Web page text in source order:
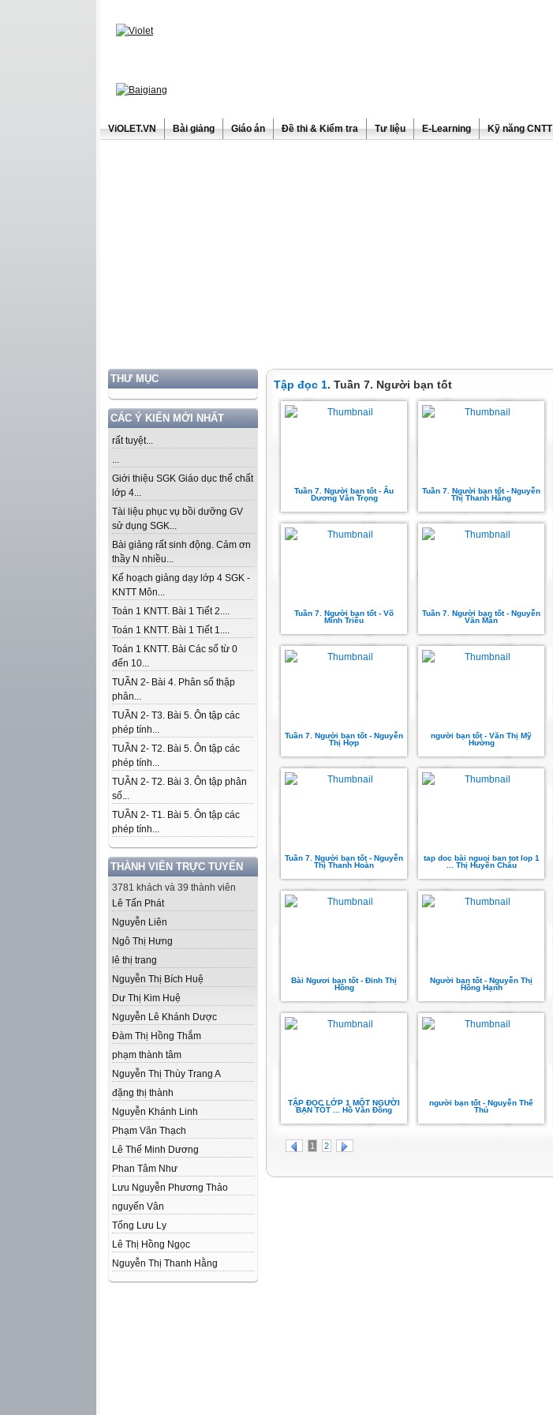
ViOLET.VN Bài giảng Giáo án Đề thi & Kiểm tra Tư liệu E-Learning Kỹ năng CNTT
THƯ MỤC
CÁC Ý KIẾN MỚI NHẤT
rất tuyệt...
...
Giới thiệu SGK Giáo dục thể chất
lớp 4...
Tài liệu phục vụ bồi dưỡng GV
sử dụng SGK...
Bài giảng rất sinh động. Cảm ơn
thầy N nhiều...
Kế hoạch giảng dạy lớp 4 SGK -
KNTT Môn...
Toán 1 KNTT. Bài 1 Tiết 2....
Toán 1 KNTT. Bài 1 Tiết 1....
Toán 1 KNTT. Bài Các số từ 0
đến 10...
TUẦN 2- Bài 4. Phân số thập
phân...
TUẦN 2- T3. Bài 5. Ôn tập các
phép tính...
TUẦN 2- T2. Bài 5. Ôn tập các
phép tính...
TUẦN 2- T2. Bài 3. Ôn tập phân
số...
TUẦN 2- T1. Bài 5. Ôn tập các
phép tính...
THÀNH VIÊN TRỰC TUYẾN
3781 khách và 39 thành viên
Lê Tấn Phát
Nguyễn Liên
Ngô Thị Hưng
lê thị trang
Nguyễn Thị Bích Huệ
Dư Thị Kim Huệ
Nguyễn Lê Khánh Dược
Đàm Thị Hồng Thắm
phạm thành tâm
Nguyễn Thị Thùy Trang A
đặng thị thành
Nguyễn Khánh Linh
Phạm Văn Thạch
Lê Thế Minh Dương
Phan Tâm Như
Lưu Nguyễn Phương Thảo
nguyến Vân
Tống Lưu Ly
Lê Thị Hồng Ngọc
Nguyễn Thị Thanh Hằng
Tập đọc 1. Tuần 7. Người bạn tốt
Tuần 7. Người bạn tốt - Âu
Dương Văn Trọng
Tuần 7. Người bạn tốt - Nguyễn
Thị Thanh Hằng
Tuần 7. Người bạn tốt - Võ
Minh Triều
Tuần 7. Người bạn tốt - Nguyễn
Văn Mẫn
Tuần 7. Người bạn tốt - Nguyễn
Thị Hợp
người bạn tốt - Văn Thị Mỹ
Hường
Tuần 7. Người bạn tốt - Nguyễn
Thị Thanh Hoàn
tap doc bài nguoi ban tot lop 1
... Thị Huyền Châu
Bài Ngươi bạn tốt - Đinh Thị
Hồng
Người bạn tốt - Nguyễn Thị
Hồng Hạnh
TẬP ĐỌC LỚP 1 MỘT NGƯỜI
BẠN TỐT ... Hồ Văn Đồng
người bạn tốt - Nguyễn Thế
Thủ
1 2